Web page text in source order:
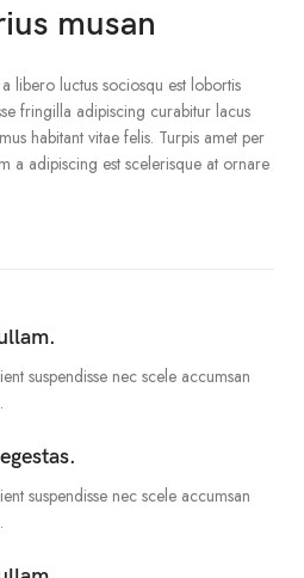
musan
libero luctus sociosqu est lobortis
fringilla adipiscing curabitur lacus
habitant vitae felis. Turpis amet per
a adipiscing est scelerisque at ornare
suspendisse nec scele accumsan
suspendisse nec scele accumsan